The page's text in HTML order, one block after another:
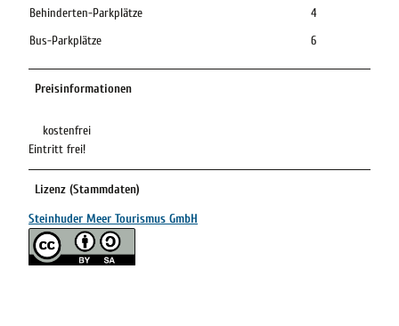
Behinderten-Parkplätze
4
Bus-Parkplätze
6
Preisinformationen
kostenfrei
Eintritt frei!
Lizenz (Stammdaten)
Steinhuder Meer Tourismus GmbH